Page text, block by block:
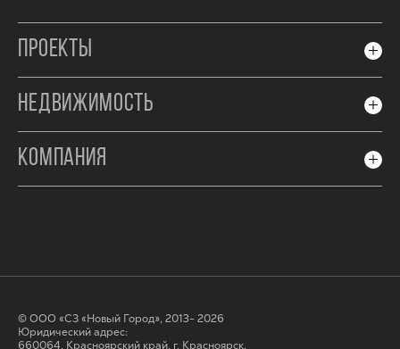
ПРОЕКТЫ
НЕДВИЖИМОСТЬ
КОМПАНИЯ
© ООО «СЗ «Новый Город», 2013- 2026
Юридический адрес:
660064, Красноярский край, г. Красноярск,